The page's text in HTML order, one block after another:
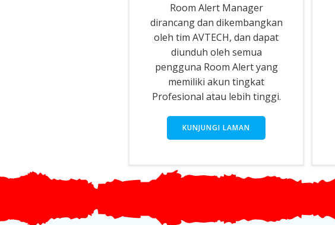
Room Alert Manager
dirancang dan dikembangkan
oleh tim AVTECH, dan dapat
diunduh oleh semua
pengguna Room Alert yang
memiliki akun tingkat
Profesional atau lebih tinggi.
KUNJUNGI LAMAN